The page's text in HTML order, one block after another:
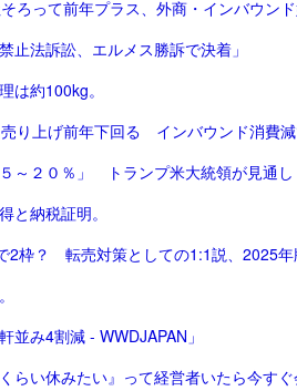
ろって前年プラス、外商・インバウン
止法訴訟、エルメス勝訴で決着」
は約100kg。
売り上げ前年下回る インバウンド消費減
～２０％」 トランプ米大統領が見通し
と納税証明。
2枠？ 転売対策としての1:1説、2025年
並み4割減 - WWDJAPAN」
らい休みたい』って経営者いたら今す